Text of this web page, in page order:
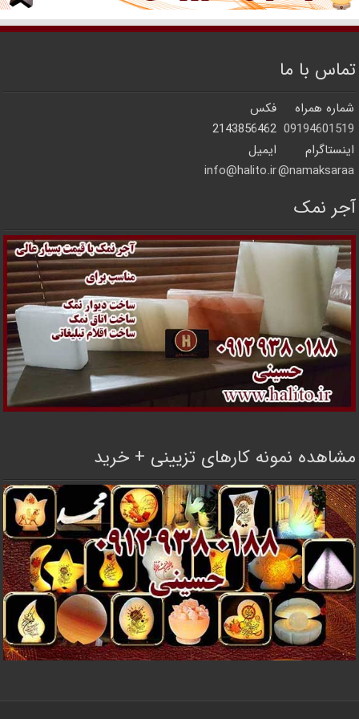
تماس با ما
شماره همراه
فکس
09194601519
2143856462
اینستاگرام
ایمیل
namaksaraa@
info@halito.ir
آجر نمک
مشاهده نمونه کارهای تزیینی + خرید